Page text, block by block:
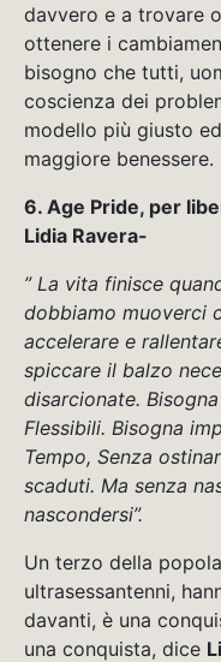
davvero e a trovare
ottenere i
bisogno che tutti,
coscienza dei
modello più giusto
maggiore benessere.
6. Age Pride, per
Lidia Ravera-
” La vita finisce
dobbiamo muoverci
accelerare e
spiccare il balzo
disarcionate.
Flessibili. Bisogna
Tempo, Senza
scaduti. Ma senza
nascondersi”.
Un terzo della
ultrasessantenni,
davanti, è una
una conquista, dice